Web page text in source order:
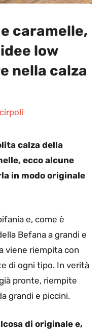
caramelle,
low
nella calza
calza della
ecco alcune
in modo originale
e, come è
Befana a grandi e
viene riempita con
di ogni tipo. In verità
pronte, riempite
grandi e piccini.
di originale e,